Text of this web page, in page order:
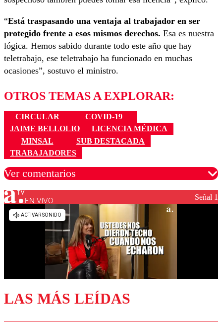
“Está traspasando una ventaja al trabajador en ser
protegido frente a esos mismos derechos. Esa es nuestra
lógica. Hemos sabido durante todo este año que hay
teletrabajo, ese teletrabajo ha funcionado en muchas
ocasiones”, sostuvo el ministro.
OTROS TEMAS A EXPLORAR:
CIRCULAR
COVID-19
JAIME BELLOLIO
LICENCIA MÉDICA
MINSAL
SUB DESTACADA
TRABAJADORES
Ver comentarios
Los comentarios son moderados para garantizar un
diálogo respetuoso.
EN VIVO Señal 1
LAS MÁS LEÍDAS